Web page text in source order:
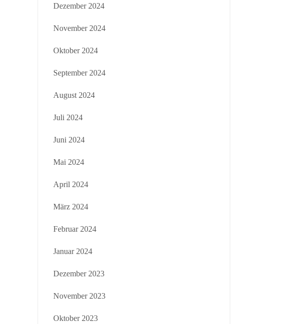
Dezember 2024
November 2024
Oktober 2024
September 2024
August 2024
Juli 2024
Juni 2024
Mai 2024
April 2024
März 2024
Februar 2024
Januar 2024
Dezember 2023
November 2023
Oktober 2023